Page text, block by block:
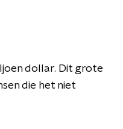
dollar. Dit grote
die het niet